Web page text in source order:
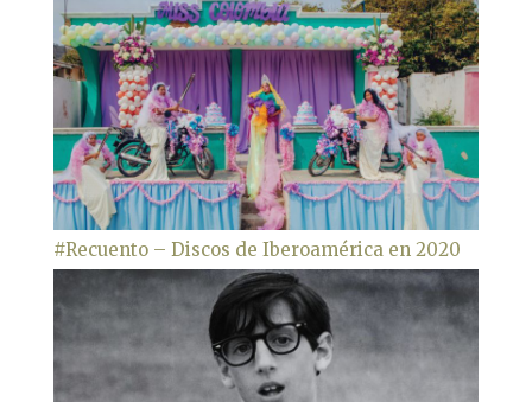
#Recuento – Discos de Iberoamérica en 2020